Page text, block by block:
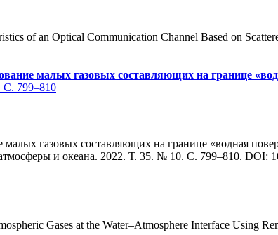
of an Optical Communication Channel Based on
малых газовых составляющих на границе
С. 799–810
газовых составляющих на границе «водная
и океана. 2022. Т. 35. № 10. С. 799–810. DOI:
Gases at the Water–Atmosphere Interface Using